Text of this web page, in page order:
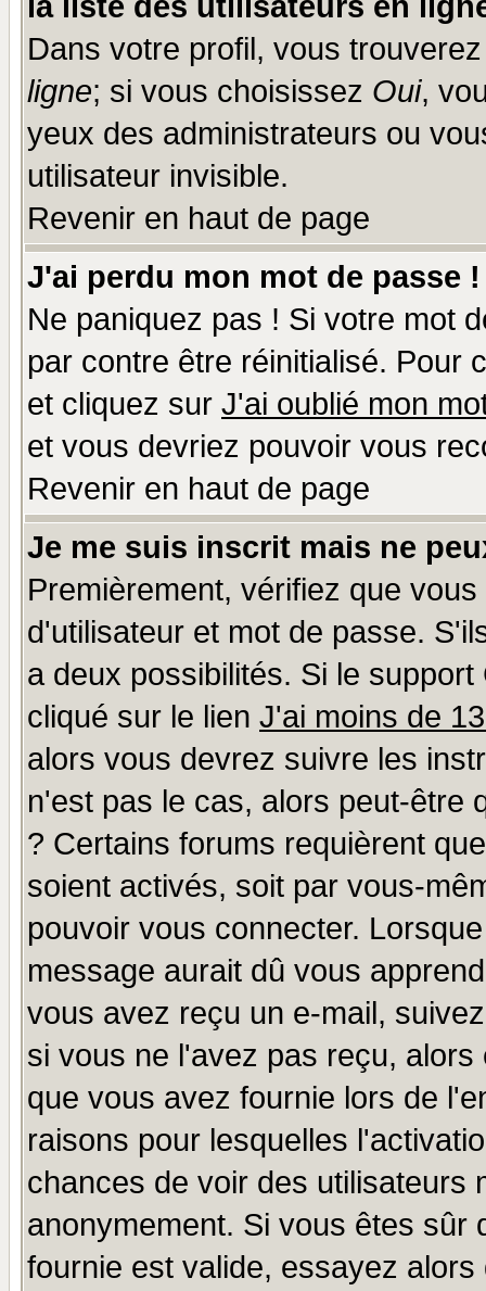
Dans votre profil, vous
ligne; si vous choisissez Oui,
yeux des administrateurs ou
utilisateur invisible.
Revenir en haut de page
J'ai perdu mon mot de passe !
Ne paniquez pas ! Si votre mot
par contre être réinitialisé. Pour
et cliquez sur J'ai oublié mon
et vous devriez pouvoir vous
Revenir en haut de page
Je me suis inscrit mais ne
Premièrement, vérifiez que
d'utilisateur et mot de passe.
a deux possibilités. Si le
cliqué sur le lien J'ai moins de
alors vous devrez suivre les
n'est pas le cas, alors peut-être
? Certains forums requièrent
soient activés, soit par vous-
pouvoir vous connecter.
message aurait dû vous
vous avez reçu un e-mail,
si vous ne l'avez pas reçu,
que vous avez fournie lors de
raisons pour lesquelles
chances de voir des utilisateurs
anonymement. Si vous êtes sûr
fournie est valide, essayez